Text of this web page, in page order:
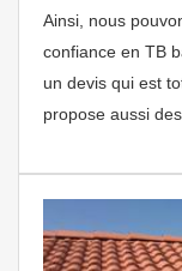
Ainsi, nous
confiance en TB
un devis qui est
propose aussi